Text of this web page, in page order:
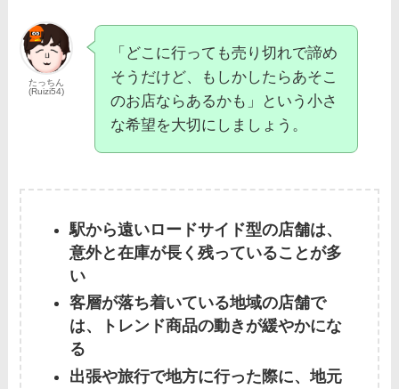
たっちん
(Ruizi54)
「どこに行っても売り切れで諦め
そうだけど、もしかしたらあそこ
のお店ならあるかも」という小さ
な希望を大切にしましょう。
駅から遠いロードサイド型の店舗は、
意外と在庫が長く残っていることが多
い
客層が落ち着いている地域の店舗で
は、トレンド商品の動きが緩やかにな
る
出張や旅行で地方に行った際に、地元